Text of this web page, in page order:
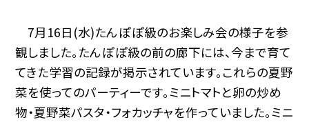
7月16日(水)たんぽぽ級のお楽しみ会の様子を参
観しました。たんぽぽ級の前の廊下には、今まで育て
てきた学習の記録が掲示されています。これらの夏野
菜を使ってのパーティーです。ミニトマトと卵の炒め
物・夏野菜パスタ・フォカッチャを作っていました。ミニ